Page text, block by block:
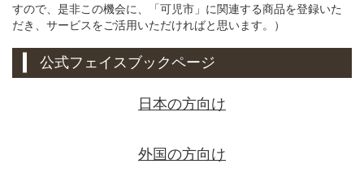
すので、是非この機会に、「可児市」に関連する商品を登録いた
だき、サービスをご活用いただければと思います。）
公式フェイスブックページ
日本の方向け
外国の方向け